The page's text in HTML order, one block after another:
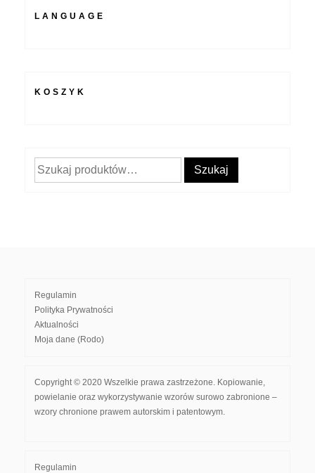
LANGUAGE
KOSZYK
Szukaj: Szukaj
Regulamin
Polityka Prywatności
Aktualności
Moja dane (Rodo)
Copyright © 2020 Wszelkie prawa zastrzeżone. Kopiowanie,
powielanie oraz wykorzystywanie wzorów surowo zabronione –
wzory chronione prawem autorskim i patentowym.
Regulamin